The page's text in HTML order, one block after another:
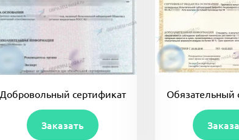
Добровольный сертификат
Заказать
Обязательный